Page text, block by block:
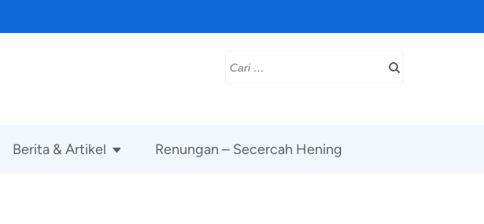
Cari
Berita & Artikel Renungan – Secercah Hening